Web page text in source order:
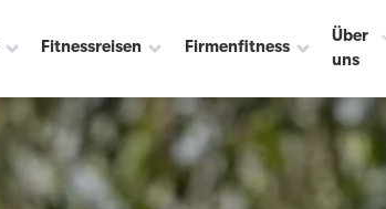
Fitnessreisen Firmenfitness
Über
uns